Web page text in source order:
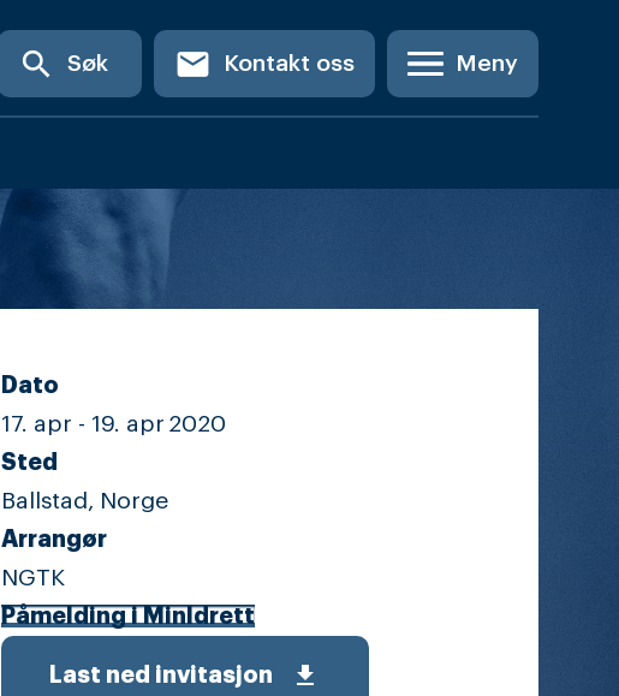
search Søk email Kontakt oss Meny
Dato
17. apr - 19. apr 2020
Sted
Ballstad, Norge
Arrangør
NGTK
Påmelding i MinIdrett
Last ned invitasjon get_app